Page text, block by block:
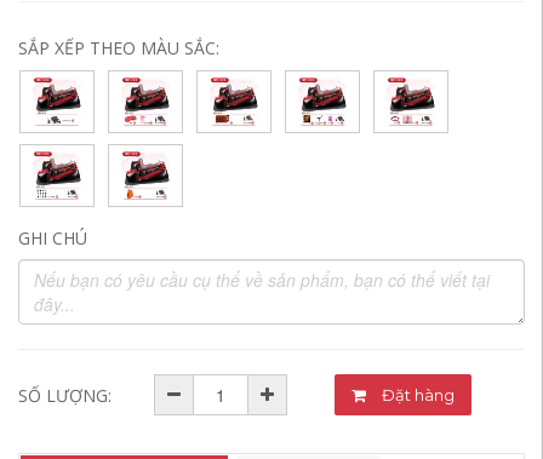
SẮP XẾP THEO MÀU SẮC:
GHI CHÚ
SỐ LƯỢNG: Đặt hàng